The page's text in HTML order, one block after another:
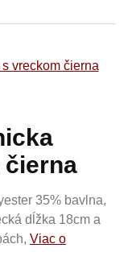
čierna
35% bavlna,
dĺžka 18cm a
Viac o